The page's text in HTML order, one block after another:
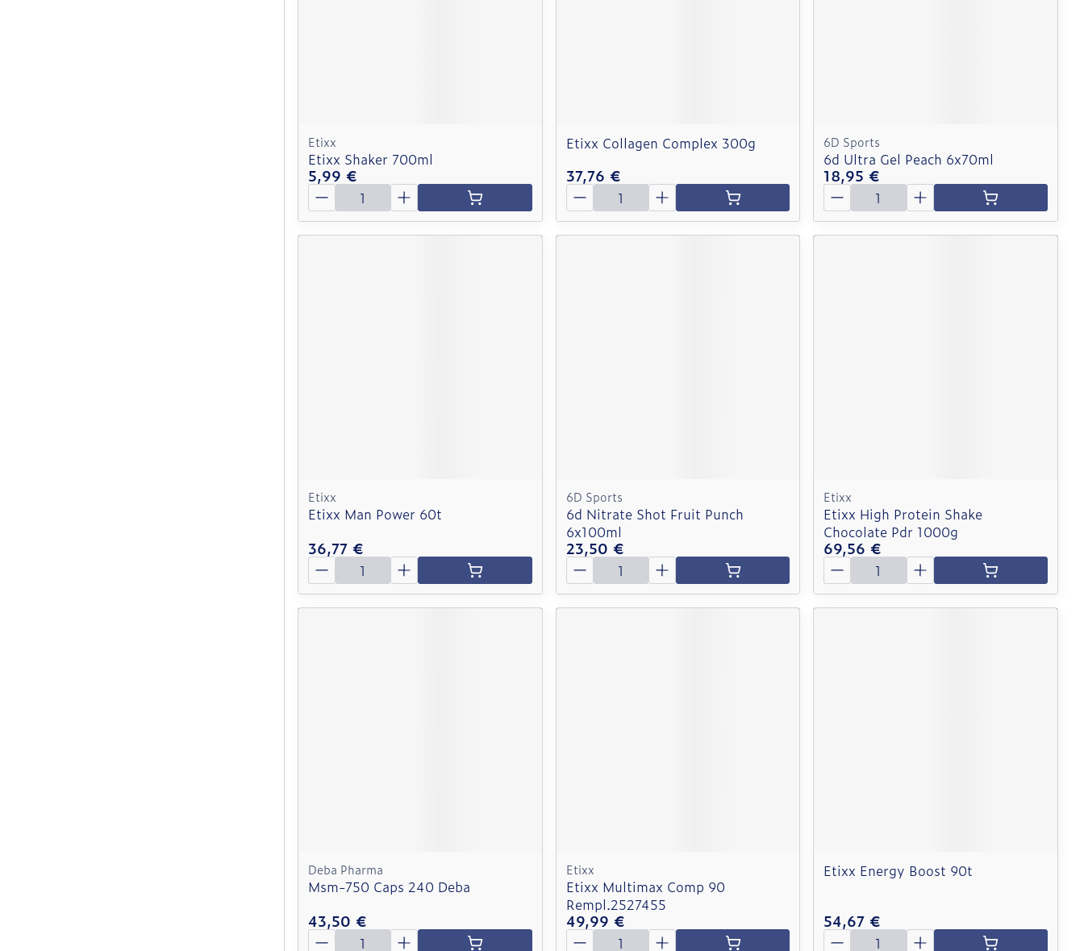
Etixx
Etixx Shaker 700ml
5,99 €
Quantité
Etixx Collagen Complex 300g
37,76 €
Quantité
6D Sports
6d Ultra Gel Peach 6x70ml
18,95 €
Quantité
Etixx
Etixx Man Power 60t
36,77 €
Quantité
6D Sports
6d Nitrate Shot Fruit Punch
6x100ml
23,50 €
Quantité
Etixx
Etixx High Protein Shake
Chocolate Pdr 1000g
69,56 €
Quantité
Deba Pharma
Msm-750 Caps 240 Deba
43,50 €
Quantité
Etixx
Etixx Multimax Comp 90
Rempl.2527455
49,99 €
Quantité
Etixx Energy Boost 90t
54,67 €
Quantité